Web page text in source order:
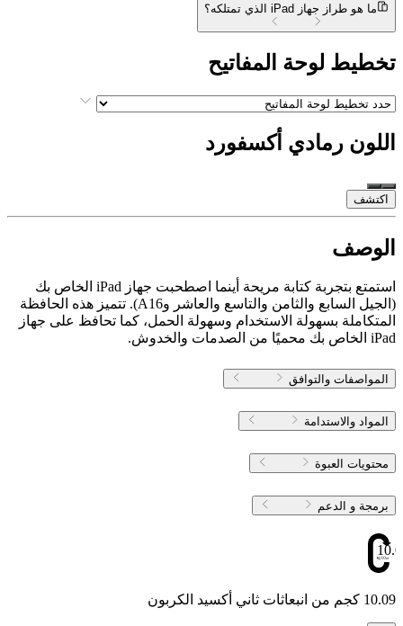
ما هو طراز جهاز iPad الذي تمتلكه؟
تخطيط لوحة المفاتيح
اللون رمادي أكسفورد
اكتشف
الوصف
استمتع بتجربة كتابة مريحة أينما اصطحبت جهاز iPad الخاص بك
(الجيل السابع والثامن والتاسع والعاشر وA16). تتميز هذه الحافظة
المتكاملة بسهولة الاستخدام وسهولة الحمل، كما تحافظ على جهاز
iPad الخاص بك محميًا من الصدمات والخدوش.
المواصفات والتوافق
المواد والاستدامة
محتويات العبوة
برمجة و الدعم
10.09 كجم من انبعاثات ثاني أكسيد الكربون